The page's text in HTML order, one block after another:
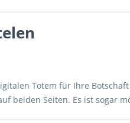
Totem für Ihre
beiden Seiten. Es ist sogar